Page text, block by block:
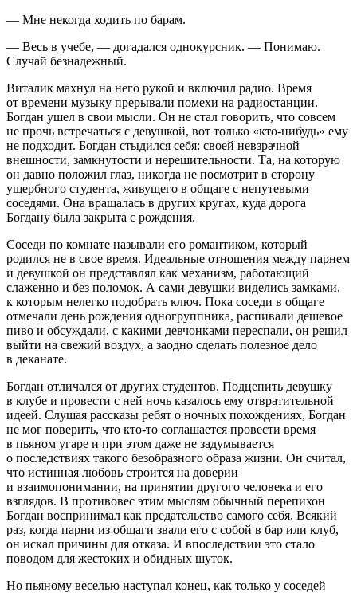
— Мне некогда ходить по барам.
— Весь в учебе, — догадался однокурсник. — Понимаю.
Случай безнадежный.
Виталик махнул на него рукой и включил радио. Время
от времени музыку прерывали помехи на радиостанции.
Богдан ушел в свои мысли. Он не стал говорить, что совсем
не прочь встречаться с девушкой, вот только «кто-нибудь» ему
не подходит. Богдан стыдился себя: своей невзрачной
внешности, замкнутости и нерешительности. Та, на которую
он давно положил глаз, никогда не посмотрит в сторону
ущербного студента, живущего в общаге с непутевыми
соседями. Она вращалась в других кругах, куда дорога
Богдану была закрыта с рождения.
Соседи по комнате называли его романтиком, который
родился не в свое время. Идеальные отношения между парнем
и девушкой он представлял как механизм, работающий
слаженно и без поломок. А сами девушки виделись замка́ми,
к которым нелегко подобрать ключ. Пока соседи в общаге
отмечали день рождения одногруппника, распивали дешевое
пиво и обсуждали, с какими девчонками переспали, он решил
выйти на свежий воздух, а заодно сделать полезное дело
в деканате.
Богдан отличался от других студентов. Подцепить девушку
в клубе и провести с ней ночь казалось ему отвратительной
идеей. Слушая рассказы ребят о ночных похождениях, Богдан
не мог поверить, что кто-то соглашается провести время
в пьяном угаре и при этом даже не задумывается
о последствиях такого безобразного образа жизни. Он считал,
что истинная любовь строится на доверии
и взаимопонимании, на принятии другого человека и его
взглядов. В противовес этим мыслям обычный перепихон
Богдан воспринимал как предательство самого себя. Всякий
раз, когда парни из общаги звали его с собой в бар или клуб,
он искал причины для отказа. И впоследствии это стало
поводом для жестоких и обидных шуток.
Но пьяному веселью наступал конец, как только у соседей